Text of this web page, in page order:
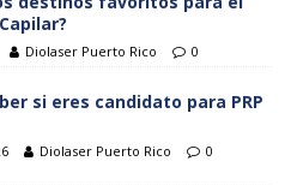
Diolaser Puerto Rico 0
si eres candidato para PRP
Diolaser Puerto Rico 0